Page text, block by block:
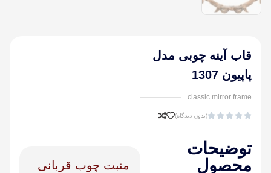
قاب آینه چوبی مدل
پاپیون 1307
classic mirror frame




(بدون دیدگاه)
توضیحات
محصول
منبت چوب قربانی